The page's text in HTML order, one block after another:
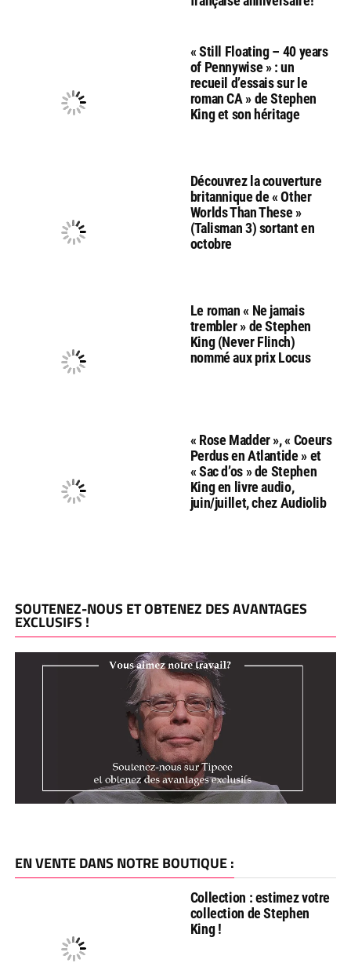
« Still Floating – 40 years
of Pennywise » : un
recueil d’essais sur le
roman CA » de Stephen
King et son héritage
Découvrez la couverture
britannique de « Other
Worlds Than These »
(Talisman 3) sortant en
octobre
Le roman « Ne jamais
trembler » de Stephen
King (Never Flinch)
nommé aux prix Locus
« Rose Madder », « Coeurs
Perdus en Atlantide » et
« Sac d’os » de Stephen
King en livre audio,
juin/juillet, chez Audiolib
SOUTENEZ-NOUS ET OBTENEZ DES AVANTAGES
EXCLUSIFS !
EN VENTE DANS NOTRE BOUTIQUE :
Collection : estimez votre
collection de Stephen
King !